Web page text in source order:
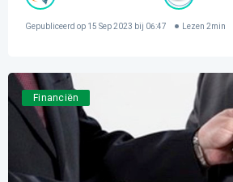
Gepubliceerd op 15 Sep 2023 bij 06:47 Lezen 2min
Financiën